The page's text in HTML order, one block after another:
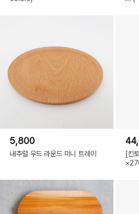
5,800
내추럴 우드 라운드 미니 트레이
[킨